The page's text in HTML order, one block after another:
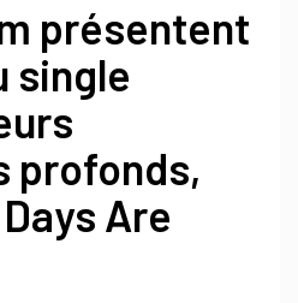
présentent
single
profonds,
Are